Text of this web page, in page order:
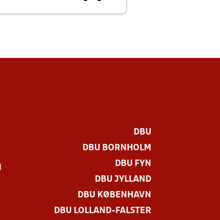
DBU
DBU BORNHOLM
DBU FYN
DBU JYLLAND
DBU KØBENHAVN
DBU LOLLAND-FALSTER